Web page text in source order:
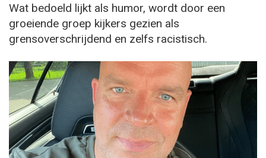
Wat bedoeld lijkt als humor, wordt door een
groeiende groep kijkers gezien als
grensoverschrijdend en zelfs racistisch.